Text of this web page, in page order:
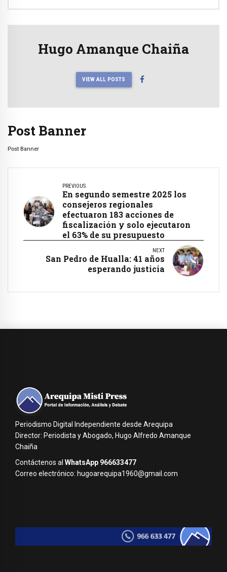
Hugo Amanque Chaiña
VIEW ALL POSTS
Post Banner
Post Banner
PREVIOUS
En segundo semestre 2025 los
consejeros regionales
efectuaron 183 acciones de
fiscalización y solo ejecutaron
el 63% de su presupuesto
NEXT
San Pedro de Hualla: 41 años
esperando justicia
Periodismo Digital Independiente desde Arequipa
Director: Periodista y Abogado, Hugo Alfredo Amanque
Chaiña
Contáctenos al WhatsApp 966633477
Correo electrónico: hugoarequipa1960@gmail.com